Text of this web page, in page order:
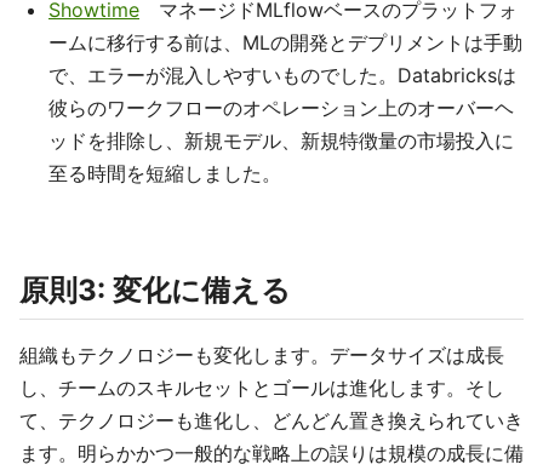
Showtime マネージドMLflowベースのプラットフォ
ームに移行する前は、MLの開発とデプリメントは手動
で、エラーが混入しやすいものでした。Databricksは
彼らのワークフローのオペレーション上のオーバーヘ
ッドを排除し、新規モデル、新規特徴量の市場投入に
至る時間を短縮しました。
原則3: 変化に備える
組織もテクノロジーも変化します。データサイズは成長
し、チームのスキルセットとゴールは進化します。そし
て、テクノロジーも進化し、どんどん置き換えられていき
ます。明らかかつ一般的な戦略上の誤りは規模の成長に備